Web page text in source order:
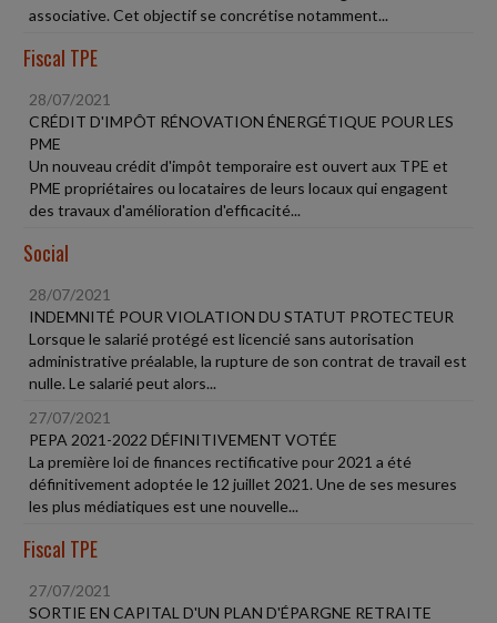
associative. Cet objectif se concrétise notamment...
Fiscal TPE
28/07/2021
CRÉDIT D'IMPÔT RÉNOVATION ÉNERGÉTIQUE POUR LES
PME
Un nouveau crédit d'impôt temporaire est ouvert aux TPE et
PME propriétaires ou locataires de leurs locaux qui engagent
des travaux d'amélioration d'efficacité...
Social
28/07/2021
INDEMNITÉ POUR VIOLATION DU STATUT PROTECTEUR
Lorsque le salarié protégé est licencié sans autorisation
administrative préalable, la rupture de son contrat de travail est
nulle. Le salarié peut alors...
27/07/2021
PEPA 2021-2022 DÉFINITIVEMENT VOTÉE
La première loi de finances rectificative pour 2021 a été
définitivement adoptée le 12 juillet 2021. Une de ses mesures
les plus médiatiques est une nouvelle...
Fiscal TPE
27/07/2021
SORTIE EN CAPITAL D'UN PLAN D'ÉPARGNE RETRAITE